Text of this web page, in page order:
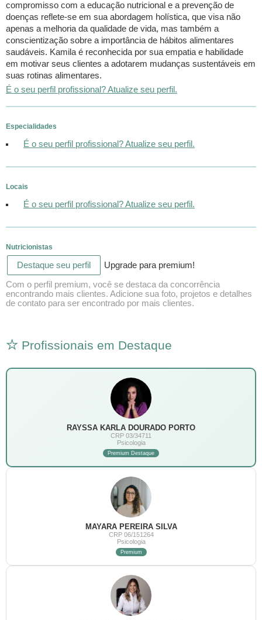
compromisso com a educação nutricional e a prevenção de
doenças reflete-se em sua abordagem holística, que visa não
apenas a melhoria da qualidade de vida, mas também a
conscientização sobre a importância de hábitos alimentares
saudáveis. Kamila é reconhecida por sua empatia e habilidade
em motivar seus clientes a adotarem mudanças sustentáveis em
suas rotinas alimentares.
É o seu perfil profissional? Atualize seu perfil.
Especialidades
É o seu perfil profissional? Atualize seu perfil.
Locais
É o seu perfil profissional? Atualize seu perfil.
Nutricionistas
Destaque seu perfil Upgrade para premium!
Com o perfil premium, você se destaca da concorrência
encontrando mais clientes. Adicione sua foto, projetos e detalhes
de contato para ser encontrado por mais clientes.
Profissionais em Destaque
RAYSSA KARLA DOURADO PORTO
CRP 03/34711
Psicologia
Premium Destaque
MAYARA PEREIRA SILVA
CRP 06/151264
Psicologia
Premium